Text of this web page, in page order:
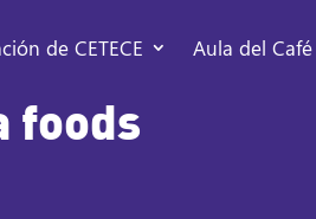
de CETECE Aula del Café
foods